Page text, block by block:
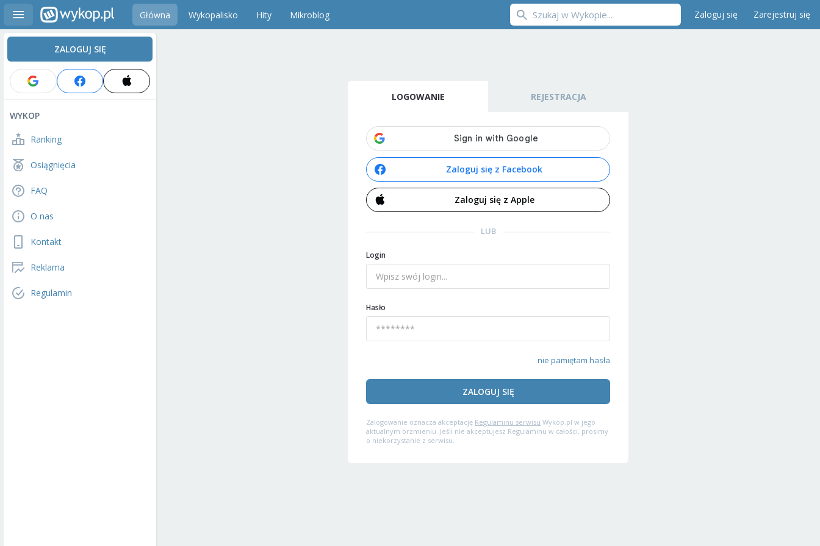
Główna Wykopalisko Hity Mikroblog Zaloguj się Zarejestruj się
ZALOGUJ SIĘ
WYKOP
Ranking
Osiągnięcia
FAQ
O nas
Kontakt
Reklama
Regulamin
LOGOWANIE REJESTRACJA
Zaloguj się z Facebook
Zaloguj się z Apple
LUB
Login
Hasło
nie pamiętam hasła
ZALOGUJ SIĘ
Zalogowanie oznacza akceptację Regulaminu serwisu Wykop.pl w jego
aktualnym brzmieniu. Jeśli nie akceptujesz Regulaminu w całości, prosimy
o niekorzystanie z serwisu.